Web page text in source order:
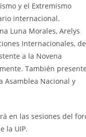
y el Extremismo
internacional.
Luna Morales, Arelys
Internacionales, de
a la Novena
También presente
Asamblea Nacional y
en las sesiones del
la UIP.